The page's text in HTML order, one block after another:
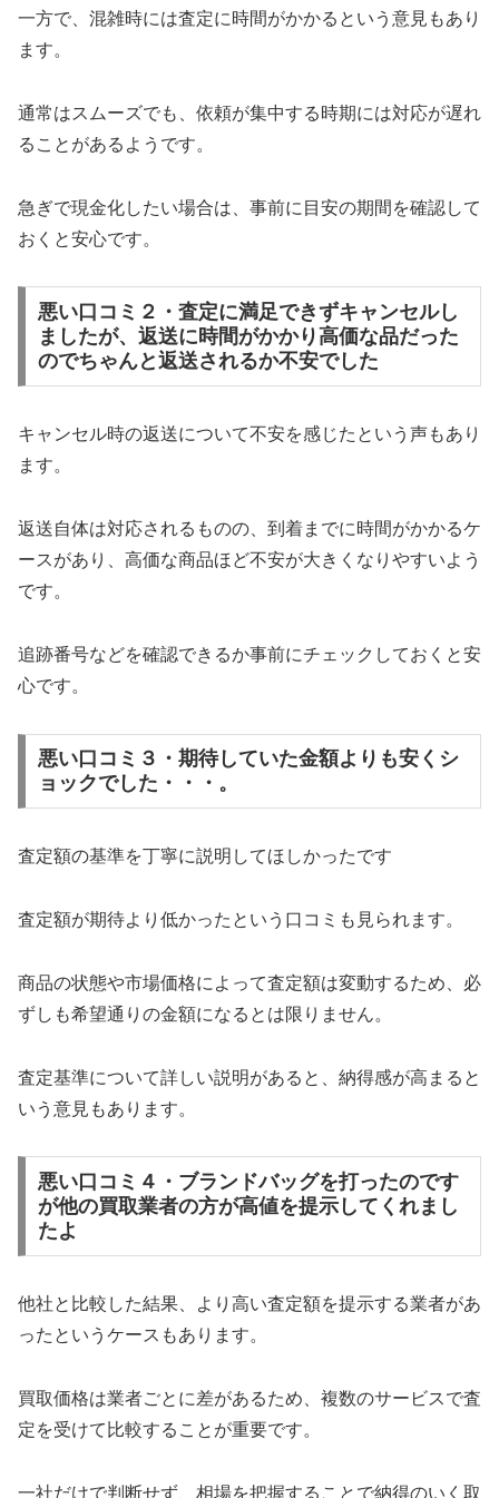
一方で、混雑時には査定に時間がかかるという意見もあり
ます。
通常はスムーズでも、依頼が集中する時期には対応が遅れ
ることがあるようです。
急ぎで現金化したい場合は、事前に目安の期間を確認して
おくと安心です。
悪い口コミ２・査定に満足できずキャンセルし
ましたが、返送に時間がかかり高価な品だった
のでちゃんと返送されるか不安でした
キャンセル時の返送について不安を感じたという声もあり
ます。
返送自体は対応されるものの、到着までに時間がかかるケ
ースがあり、高価な商品ほど不安が大きくなりやすいよう
です。
追跡番号などを確認できるか事前にチェックしておくと安
心です。
悪い口コミ３・期待していた金額よりも安くシ
ョックでした・・・。
査定額の基準を丁寧に説明してほしかったです
査定額が期待より低かったという口コミも見られます。
商品の状態や市場価格によって査定額は変動するため、必
ずしも希望通りの金額になるとは限りません。
査定基準について詳しい説明があると、納得感が高まると
いう意見もあります。
悪い口コミ４・ブランドバッグを打ったのです
が他の買取業者の方が高値を提示してくれまし
たよ
他社と比較した結果、より高い査定額を提示する業者があ
ったというケースもあります。
買取価格は業者ごとに差があるため、複数のサービスで査
定を受けて比較することが重要です。
一社だけで判断せず、相場を把握することで納得のいく取